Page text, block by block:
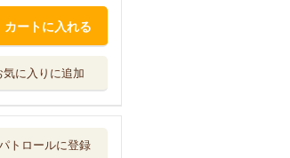
カートに入れる
に入りに追加
トロールに登録
光と音楽
講談社
文学者とは何か